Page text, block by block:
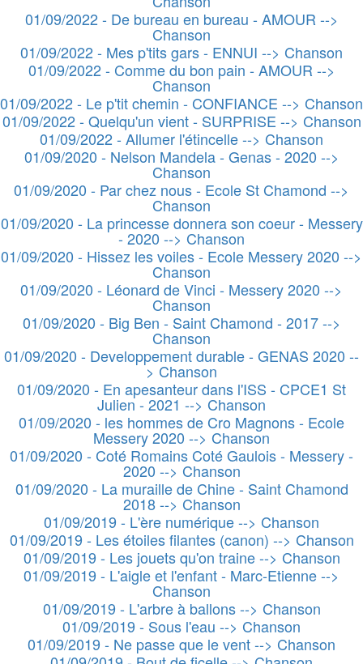
01/09/2022 - De bureau en bureau - AMOUR -->
Chanson
01/09/2022 - Mes p'tits gars - ENNUI --> Chanson
01/09/2022 - Comme du bon pain - AMOUR -->
Chanson
01/09/2022 - Le p'tit chemin - CONFIANCE --> Chanson
01/09/2022 - Quelqu'un vient - SURPRISE --> Chanson
01/09/2022 - Allumer l'étincelle --> Chanson
01/09/2020 - Nelson Mandela - Genas - 2020 -->
Chanson
01/09/2020 - Par chez nous - Ecole St Chamond -->
Chanson
01/09/2020 - La princesse donnera son coeur - Messery
- 2020 --> Chanson
01/09/2020 - Hissez les voiles - Ecole Messery 2020 -->
Chanson
01/09/2020 - Léonard de Vinci - Messery 2020 -->
Chanson
01/09/2020 - Big Ben - Saint Chamond - 2017 -->
Chanson
01/09/2020 - Developpement durable - GENAS 2020 --
> Chanson
01/09/2020 - En apesanteur dans l'ISS - CPCE1 St
Julien - 2021 --> Chanson
01/09/2020 - les hommes de Cro Magnons - Ecole
Messery 2020 --> Chanson
01/09/2020 - Coté Romains Coté Gaulois - Messery -
2020 --> Chanson
01/09/2020 - La muraille de Chine - Saint Chamond
2018 --> Chanson
01/09/2019 - L'ère numérique --> Chanson
01/09/2019 - Les étoiles filantes (canon) --> Chanson
01/09/2019 - Les jouets qu'on traine --> Chanson
01/09/2019 - L'aigle et l'enfant - Marc-Etienne -->
Chanson
01/09/2019 - L'arbre à ballons --> Chanson
01/09/2019 - Sous l'eau --> Chanson
01/09/2019 - Ne passe que le vent --> Chanson